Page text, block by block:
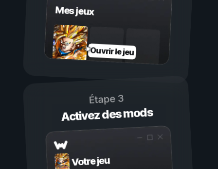
Mes jeux
Ouvrir le jeu
Étape 3
Activez des mods
Votre jeu